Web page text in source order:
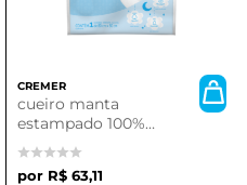
CREMER
cueiro manta
estampado 100%
algodão cremer
flanelado menino
R$ 63,11